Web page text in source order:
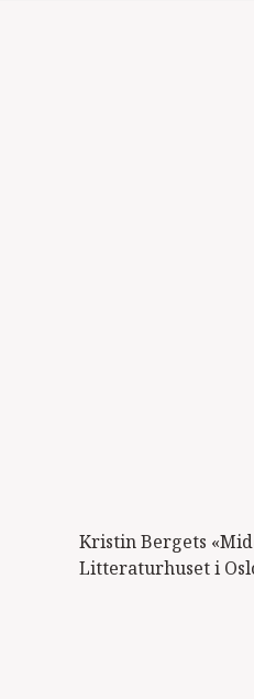
Kristin Bergets
Litteraturhuset i